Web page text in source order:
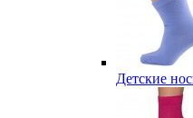
Детские